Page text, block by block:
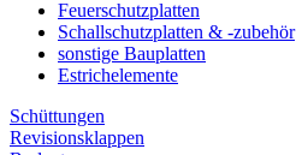
Feuerschutzplatten
Schallschutzplatten & -zubehör
sonstige Bauplatten
Estrichelemente
Schüttungen
Revisionsklappen